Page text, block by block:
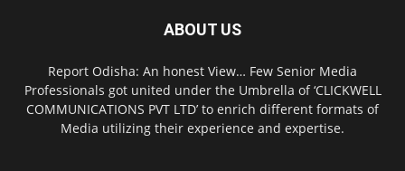
ABOUT US
Report Odisha: An honest View… Few Senior Media
Professionals got united under the Umbrella of ‘CLICKWELL
COMMUNICATIONS PVT LTD’ to enrich different formats of
Media utilizing their experience and expertise.